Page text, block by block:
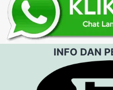
INFO DAN